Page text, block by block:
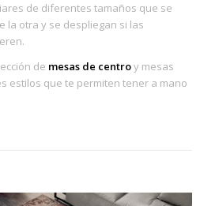
de diferentes tamaños que se
la otra y se despliegan si las
de mesas de centroy mesas
estilos que te permiten tener a mano